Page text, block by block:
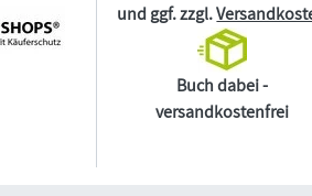
und ggf. zzgl.
Buch dabei -
versandkostenfrei